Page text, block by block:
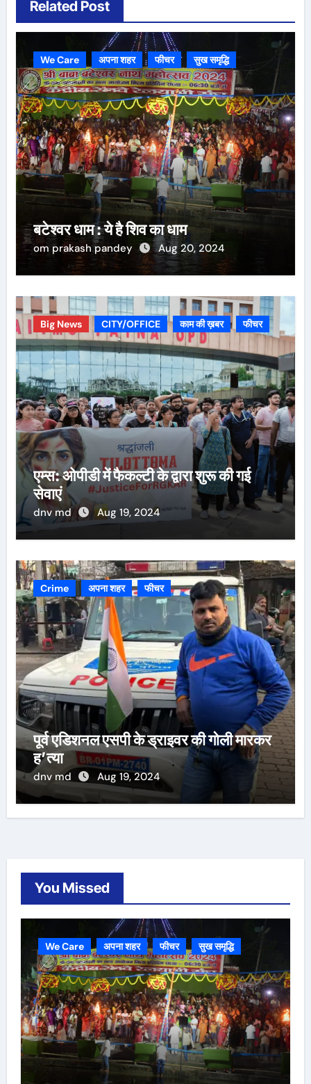
Related Post
We Care अपना शहर फीचर सुख समृद्धि
बटेश्वर धाम : ये है शिव का धाम
om prakash pandey Aug 20, 2024
Big News CITY/OFFICE काम की ख़बर फीचर
एम्स: ओपीडी में फैकल्टी के द्वारा शुरू की गई
सेवाएं
dnv md Aug 19, 2024
Crime अपना शहर फीचर
पूर्व एडिशनल एसपी के ड्राइवर की गोली मारकर
ह’त्या
dnv md Aug 19, 2024
You Missed
We Care अपना शहर फीचर सुख समृद्धि